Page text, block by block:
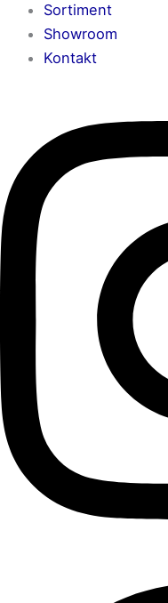
Sortiment
Showroom
Kontakt